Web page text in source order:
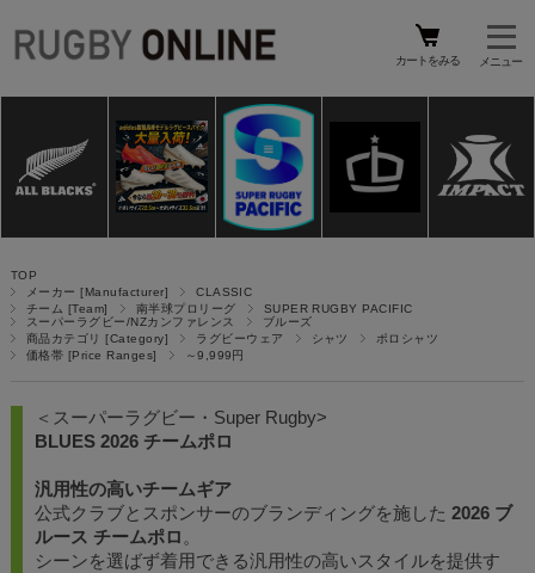
カートをみる
TOP
メーカー [Manufacturer]
CLASSIC
チーム [Team]
南半球プロリーグ
SUPER RUGBY PACIFIC
スーパーラグビー/NZカンファレンス
ブルーズ
商品カテゴリ [Category]
ラグビーウェア シャツ
ポロシャツ
価格帯 [Price Ranges]
～9,999円
＜スーパーラグビー・Super Rugby>
BLUES 2026 チームポロ
汎用性の高いチームギア
公式クラブとスポンサーのブランディングを施した 2026 ブ
ルース チームポロ 。
シーンを選ばず着用できる汎用性の高いスタイルを提供す